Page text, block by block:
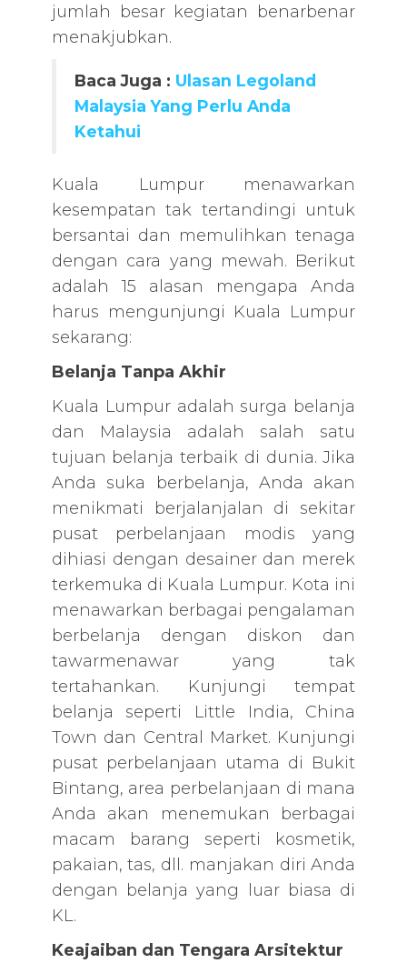
jumlah besar kegiatan benarbenar
menakjubkan.
Baca Juga : Ulasan Legoland
Malaysia Yang Perlu Anda
Ketahui
Kuala Lumpur menawarkan
kesempatan tak tertandingi untuk
bersantai dan memulihkan tenaga
dengan cara yang mewah. Berikut
adalah 15 alasan mengapa Anda
harus mengunjungi Kuala Lumpur
sekarang:
Belanja Tanpa Akhir
Kuala Lumpur adalah surga belanja
dan Malaysia adalah salah satu
tujuan belanja terbaik di dunia. Jika
Anda suka berbelanja, Anda akan
menikmati berjalanjalan di sekitar
pusat perbelanjaan modis yang
dihiasi dengan desainer dan merek
terkemuka di Kuala Lumpur. Kota ini
menawarkan berbagai pengalaman
berbelanja dengan diskon dan
tawarmenawar yang tak
tertahankan. Kunjungi tempat
belanja seperti Little India, China
Town dan Central Market. Kunjungi
pusat perbelanjaan utama di Bukit
Bintang, area perbelanjaan di mana
Anda akan menemukan berbagai
macam barang seperti kosmetik,
pakaian, tas, dll. manjakan diri Anda
dengan belanja yang luar biasa di
KL.
Keajaiban dan Tengara Arsitektur